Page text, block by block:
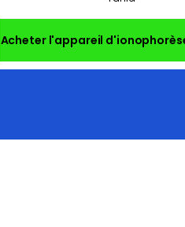
Acheter l'appareil